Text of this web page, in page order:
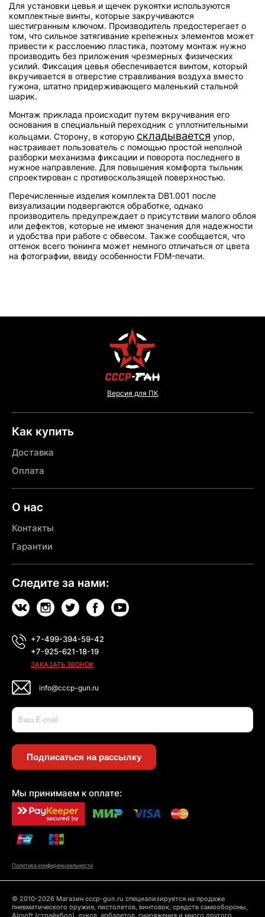
Для установки цевья и щечек рукоятки используются
комплектные винты, которые закручиваются
шестигранным ключом. Производитель предостерегает о
том, что сильное затягивание крепежных элементов может
привести к расслоению пластика, поэтому монтаж нужно
производить без приложения чрезмерных физических
усилий. Фиксация цевья обеспечивается винтом, который
вкручивается в отверстие стравливания воздуха вместо
гужона, штатно придерживающего маленький стальной
шарик.
Монтаж приклада происходит путем вкручивания его
основания в специальный переходник с уплотнительными
кольцами. Сторону, в которую складывается упор,
настраивает пользователь с помощью простой неполной
разборки механизма фиксации и поворота последнего в
нужное направление. Для повышения комфорта тыльник
спроектирован с противоскользящей поверхностью.
Перечисленные изделия комплекта DB1.001 после
визуализации подвергаются обработке, однако
производитель предупреждает о присутствии малого облоя
или дефектов, которые не имеют значения для надежности
и удобства при работе с обвесом. Также сообщается, что
оттенок всего тюнинга может немного отличаться от цвета
на фотографии, ввиду особенности FDM-печати.
Версия для ПК
Как купить
Доставка
Оплата
О нас
Контакты
Гарантии
Следите за нами:
+7-499-394-59-42
+7-925-621-18-19
ЗАКАЗАТЬ ЗВОНОК
info@cccp-gun.ru
Подписаться на рассылку
Мы принимаем к оплате:
Политика конфиденциальности
© 2010-2026 Магазин cccp-gun.ru специализируется на продаже
пневматического оружия, пистолетов, винтовок, средств самообороны,
Airsoft (страйкбол), луков, арбалетов, снаряжения и много другого